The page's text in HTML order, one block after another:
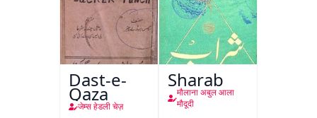
Dast-e-
Qaza
जेम्स हेडली चेज़
Sharab
मौलाना अबुल आला
मौदूदी